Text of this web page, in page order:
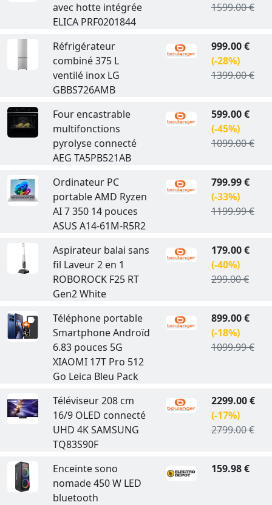
avec hotte intégrée
ELICA PRF0201844
1599.00 €
Réfrigérateur
combiné 375 L
ventilé inox LG
GBBS726AMB
999.00 €
(-28%)
1399.00 €
Four encastrable
multifonctions
pyrolyse connecté
AEG TA5PB521AB
599.00 €
(-45%)
1099.00 €
Ordinateur PC
portable AMD Ryzen
AI 7 350 14 pouces
ASUS A14-61M-R5R2
799.99 €
(-33%)
1199.99 €
Aspirateur balai sans
fil Laveur 2 en 1
ROBOROCK F25 RT
Gen2 White
179.00 €
(-40%)
299.00 €
Téléphone portable
Smartphone Androïd
6.83 pouces 5G
XIAOMI 17T Pro 512
Go Leica Bleu Pack
899.00 €
(-18%)
1099.99 €
Téléviseur 208 cm
16/9 OLED connecté
UHD 4K SAMSUNG
TQ83S90F
2299.00 €
(-17%)
2799.00 €
Enceinte sono
nomade 450 W LED
bluetooth
159.98 €